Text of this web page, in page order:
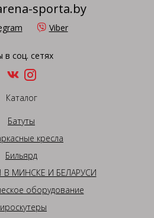
sporta.by
Viber
в соц. сетях
Каталог
Батуты
кресла
Бильярд
МИНСКЕ И БЕЛАРУСИ
оборудование